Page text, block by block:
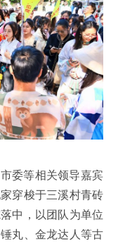
委等相关领导嘉宾
穿梭于三溪村青砖
中，以团队为单位
丸、金龙达人等古